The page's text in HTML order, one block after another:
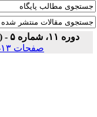
دوره ۱۱، شماره ۵ - ( یافته ۱۳۸۸ )
صفحات ۱۳-۵